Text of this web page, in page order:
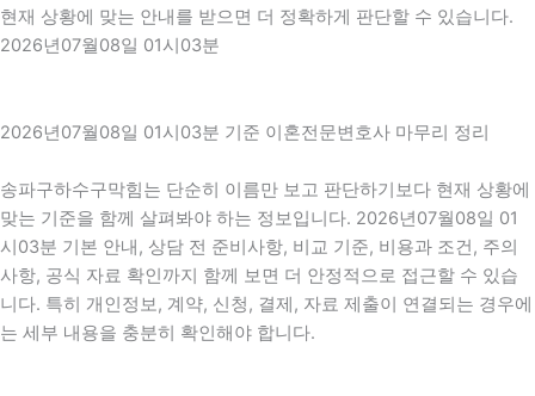
현재 상황에 맞는 안내를 받으면 더 정확하게 판단할 수 있습니다.
2026년07월08일 01시03분
2026년07월08일 01시03분 기준 이혼전문변호사 마무리 정리
송파구하수구막힘는 단순히 이름만 보고 판단하기보다 현재 상황에
맞는 기준을 함께 살펴봐야 하는 정보입니다. 2026년07월08일 01
시03분 기본 안내, 상담 전 준비사항, 비교 기준, 비용과 조건, 주의
사항, 공식 자료 확인까지 함께 보면 더 안정적으로 접근할 수 있습
니다. 특히 개인정보, 계약, 신청, 결제, 자료 제출이 연결되는 경우에
는 세부 내용을 충분히 확인해야 합니다.